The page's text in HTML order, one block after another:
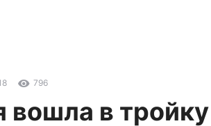
796
вошла в